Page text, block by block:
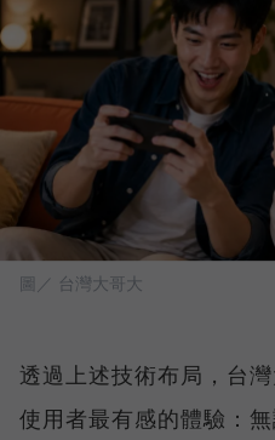
圖／ 台灣大哥大
透過上述技術布局，台
使用者最有感的體驗：